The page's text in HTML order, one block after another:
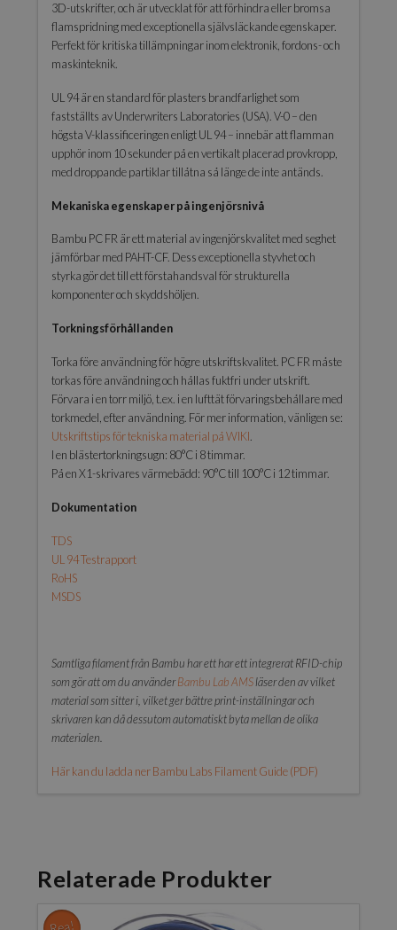
3D-utskrifter, och är utvecklat för att förhindra eller bromsa
flamspridning med exceptionella självsläckande egenskaper.
Perfekt för kritiska tillämpningar inom elektronik, fordons- och
maskinteknik.
UL 94 är en standard för plasters brandfarlighet som
fastställts av Underwriters Laboratories (USA). V-0 – den
högsta V-klassificeringen enligt UL 94 – innebär att flamman
upphör inom 10 sekunder på en vertikalt placerad provkropp,
med droppande partiklar tillåtna så länge de inte antänds.
Mekaniska egenskaper på ingenjörsnivå
Bambu PC FR är ett material av ingenjörskvalitet med seghet
jämförbar med PAHT-CF. Dess exceptionella styvhet och
styrka gör det till ett förstahandsval för strukturella
komponenter och skyddshöljen.
Torkningsförhållanden
Torka före användning för högre utskriftskvalitet. PC FR måste
torkas före användning och hållas fuktfri under utskrift.
Förvara i en torr miljö, t.ex. i en lufttät förvaringsbehållare med
torkmedel, efter användning. För mer information, vänligen se:
Utskriftstips för tekniska material på WIKI
I en blästertorkningsugn: 80°C i 8 timmar.
På en X1-skrivares värmebädd: 90°C till 100°C i 12 timmar.
Dokumentation
TDS
UL 94 Testrapport
RoHS
MSDS
Samtliga filament från Bambu har ett har ett integrerat RFID-chip
som gör att om du använderBambu Lab AMSläser den av vilket
material som sitter i, vilket ger bättre print-inställningar och
skrivaren kan då dessutom automatiskt byta mellan de olika
materialen.
Här kan du ladda ner Bambu Labs Filament Guide (PDF)
Relaterade Produkter